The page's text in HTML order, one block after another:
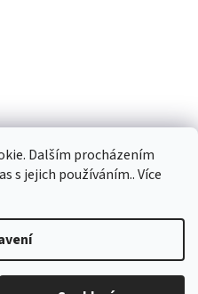
Dalším procházením
s jejich používáním.. Více
práva vyhrazena.Upravit